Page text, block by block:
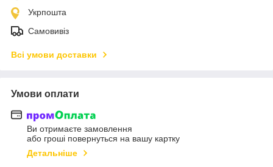
Укрпошта
Самовивіз
Всі умови доставки
Умови оплати
Ви отримаєте замовлення
або гроші повернуться на вашу картку
Детальніше